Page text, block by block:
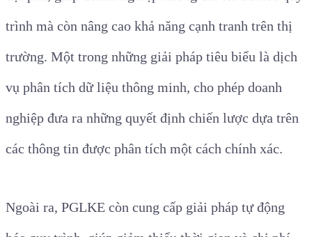
trình mà còn nâng cao khả năng cạnh tranh trên thị
trường. Một trong những giải pháp tiêu biểu là dịch
vụ phân tích dữ liệu thông minh, cho phép doanh
nghiệp đưa ra những quyết định chiến lược dựa trên
các thông tin được phân tích một cách chính xác.
Ngoài ra, PGLKE còn cung cấp giải pháp tự động